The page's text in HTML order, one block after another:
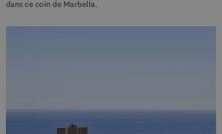
dans ce coin de Marbella.